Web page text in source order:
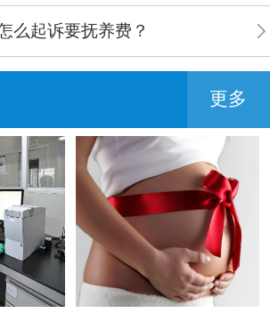
么起诉要抚养费？
更多